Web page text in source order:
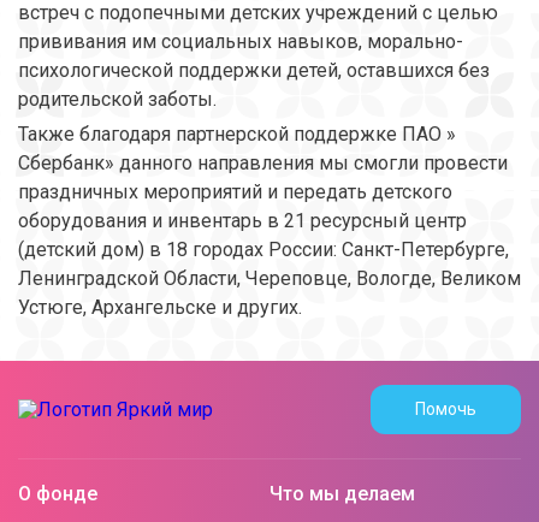
встреч с подопечными детских учреждений с целью
прививания им социальных навыков, морально-
психологической поддержки детей, оставшихся без
родительской заботы.
Также благодаря партнерской поддержке ПАО »
Сбербанк» данного направления мы смогли провести
праздничных мероприятий и передать детского
оборудования и инвентарь в 21 ресурсный центр
(детский дом) в 18 городах России: Санкт-Петербурге,
Ленинградской Области, Череповце, Вологде, Великом
Устюге, Архангельске и других.
Помочь
О фонде Что мы делаем